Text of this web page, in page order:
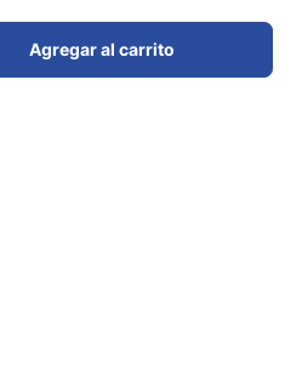
Agregar al carrito